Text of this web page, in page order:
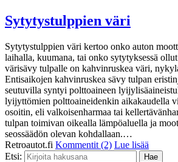
Sytytystulppien väri
Sytytystulppien väri kertoo onko auton
laihalla, kuumana, tai onko sytytyksessä
värisävy tulpalle on kahvinruskea väri,
Entisaikojen kahvinruskea sävy tulpan
seutuvilla syntyi polttoaineen
lyijyttömien polttoaineidenkin aikakaudella
osoitin, eli valkoisenharmaa tai
tulpan toimivan oikealla lämpöaluella ja
seossäädön olevan kohdallaan.…
Retroautot.fi Kommentit (2) Lue lisää
Etsi: